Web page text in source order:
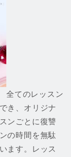
全てのレッスン
き、オリジナ
ンごとに復讐
の時間を無駄
ます。レッス